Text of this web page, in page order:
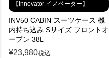
【Innovator イノベーター】
INV50 CABIN スーツケース 機
内持ち込み Sサイズ フロントオ
ープン 38L
¥23,980税込